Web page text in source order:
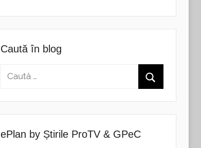
Caută în blog
ePlan by Știrile ProTV & GPeC